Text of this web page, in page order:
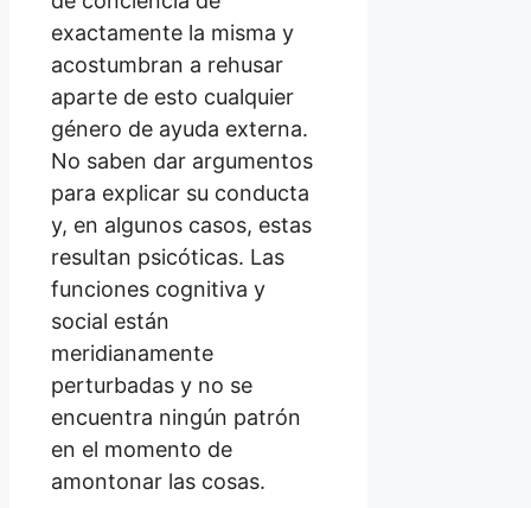
exactamente la misma y
acostumbran a rehusar
aparte de esto cualquier
género de ayuda externa.
No saben dar argumentos
para explicar su conducta
y, en algunos casos, estas
resultan psicóticas. Las
funciones cognitiva y
social están
meridianamente
perturbadas y no se
encuentra ningún patrón
en el momento de
amontonar las cosas.